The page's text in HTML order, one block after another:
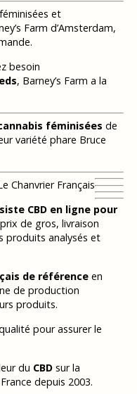
féminisées et
Farm d’Amsterdam,
besoin
, Barney’s Farm a la
féminisées de
variété phare Bruce
Chanvrier Français
CBD en ligne pour
de gros, livraison
produits analysés et
de référenceen
de production
produits.
pour assurer le
du CBDsur la
depuis 2003.